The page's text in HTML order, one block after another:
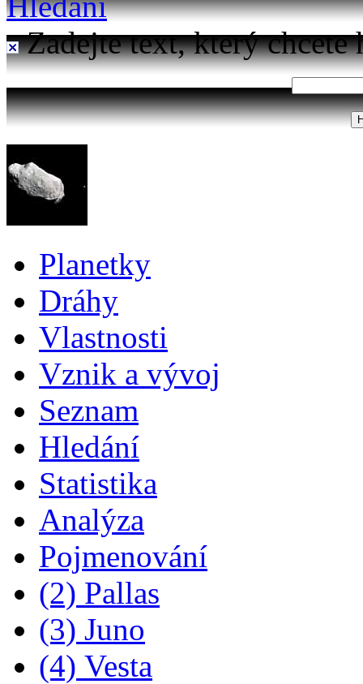
Zadejte text, který chcete
Planetky
Dráhy
Vlastnosti
Vznik a vývoj
Seznam
Hledání
Statistika
Analýza
Pojmenování
(2) Pallas
(3) Juno
(4) Vesta